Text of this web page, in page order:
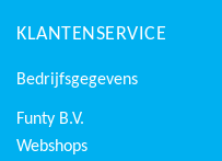
KLANTENSERVICE
Bedrijfsgegevens
Funty B.V.
Webshops